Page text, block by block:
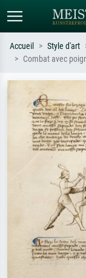
ex. Monet, Nuit
impressionnisme,
nu.
Accueil Style d'art
Combat avec